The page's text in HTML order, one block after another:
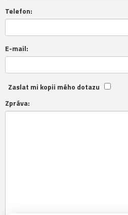
Telefon:
E-mail:
Zaslat mi kopii mého dotazu
Zpráva: